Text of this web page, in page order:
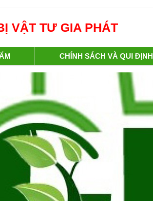
VẬT TƯ GIA PHÁT
CHÍNH SÁCH VÀ QUI ĐỊNH